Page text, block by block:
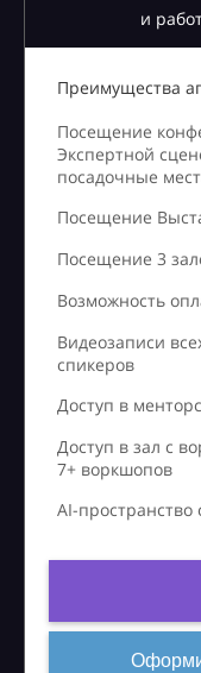
и
Преимущества
Посещение
Экспертной
посадочные
Посещение
Посещение 3
Возможность
Видеозаписи
спикеров
Доступ в
Доступ в зал с
7+ воркшопов
AI-